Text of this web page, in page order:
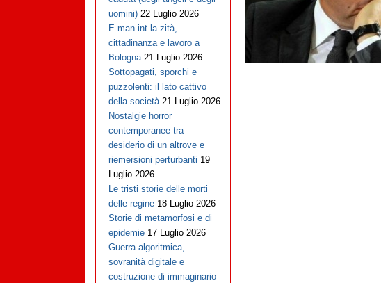
uomini) 22 Luglio 2026
E man int la zità,
cittadinanza e lavoro a
Bologna 21 Luglio 2026
Sottopagati, sporchi e
puzzolenti: il lato cattivo
della società 21 Luglio 2026
Nostalgie horror
contemporanee tra
desiderio di un altrove e
riemersioni perturbanti 19
Luglio 2026
Le tristi storie delle morti
delle regine 18 Luglio 2026
Storie di metamorfosi e di
epidemie 17 Luglio 2026
Guerra algoritmica,
sovranità digitale e
costruzione di immaginario